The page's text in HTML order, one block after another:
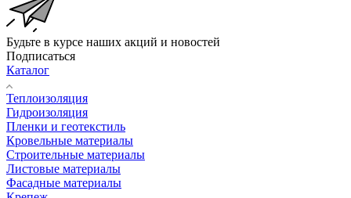
Будьте в курсе наших акций и новостей
Подписаться
Каталог
Теплоизоляция
Гидроизоляция
Пленки и геотекстиль
Кровельные материалы
Строительные материалы
Листовые материалы
Фасадные материалы